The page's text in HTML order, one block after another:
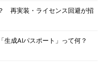
再実装・ライセンス回避が招
生成AIパスポート」って何？